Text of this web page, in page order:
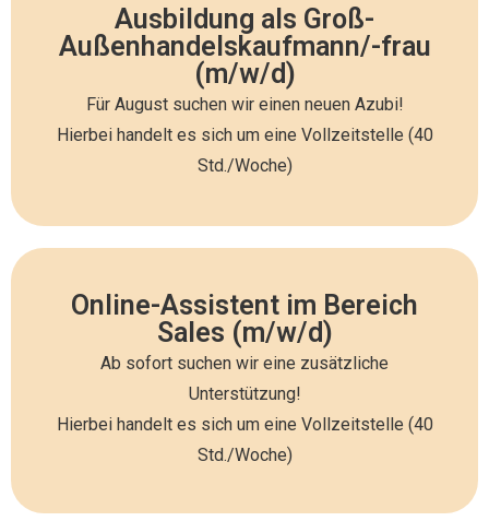
Ausbildung als Groß-
Außenhandelskaufmann/-frau
(m/w/d)
Für August suchen wir einen neuen Azubi!
Hierbei handelt es sich um eine Vollzeitstelle (40
Std./Woche)
Nehmen Sie Kontakt auf
Interessiert? Lesen Sie sich hier mehr Details
durch
Jetzt mehr erfahren
Online-Assistent im Bereich
Sales (m/w/d)
Ab sofort suchen wir eine zusätzliche
Unterstützung!
Hierbei handelt es sich um eine Vollzeitstelle (40
Std./Woche)
Nehmen Sie Kontakt auf
Interessiert? Lesen Sie sich hier mehr Details
durch
Jetzt mehr erfahren